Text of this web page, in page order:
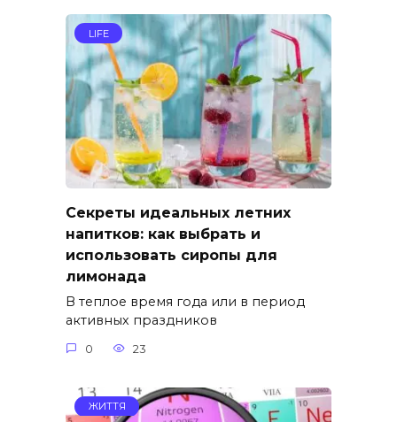
LIFE
Секреты идеальных летних
напитков: как выбрать и
использовать сиропы для
лимонада
В теплое время года или в период
активных праздников
0 23
ЖИТТЯ